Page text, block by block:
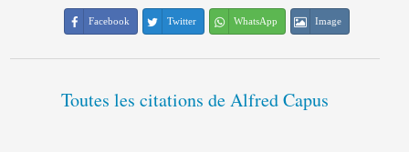
Facebook Twitter WhatsApp Image
Toutes les citations de Alfred Capus